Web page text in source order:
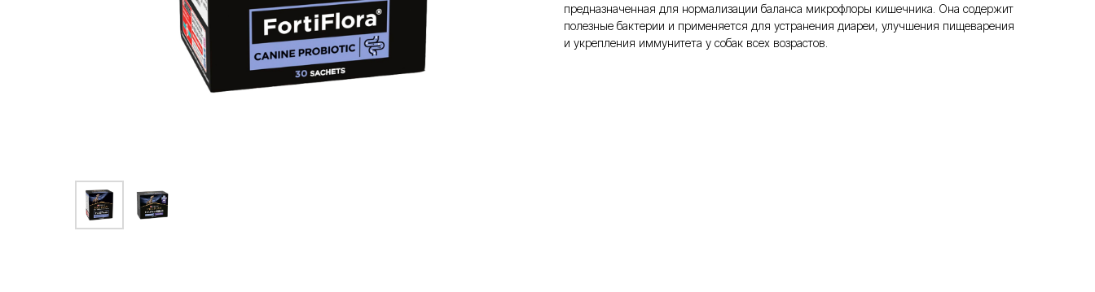
предназначенная для нормализации баланса микрофлоры кишечника. Она содержит
полезные бактерии и применяется для устранения диареи, улучшения пищеварения
и укрепления иммунитета у собак всех возрастов.